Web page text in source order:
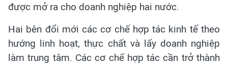
được mở ra cho doanh nghiệp hai nước.
Hai bên đổi mới các cơ chế hợp tác kinh tế theo
hướng linh hoạt, thực chất và lấy doanh nghiệp
làm trung tâm. Các cơ chế hợp tác cần trở thành